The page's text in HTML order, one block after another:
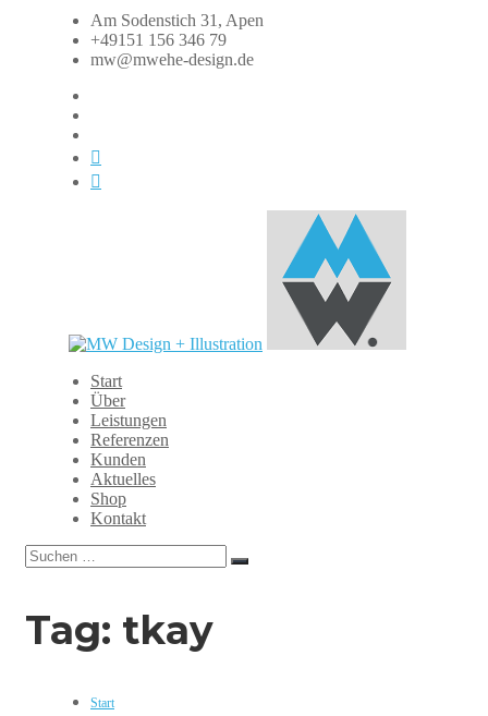
Am Sodenstich 31, Apen
+49151 156 346 79
mw@mwehe-design.de
Design
Illustration
Grafikdesign,
Webdesign,
Marketing,
Mediengestaltung
Start
Über
Leistungen
Referenzen
Kunden
Aktuelles
Shop
Kontakt
Suchen
nach:
Suchen
Tag: tkay
Start